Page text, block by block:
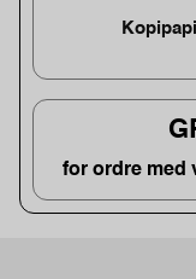
for ordre med